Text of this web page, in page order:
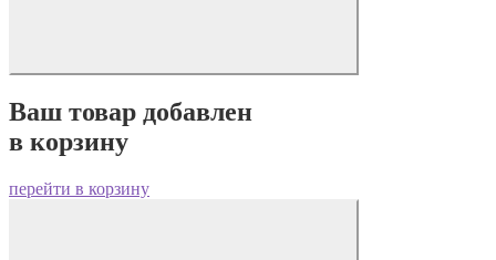
Ваш товар добавлен
в корзину
перейти в корзину